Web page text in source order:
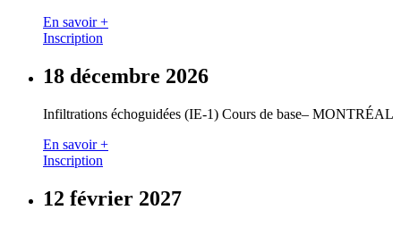
En savoir +
Inscription
18 décembre 2026
Infiltrations échoguidées (IE-1) Cours de base– MONTRÉAL
En savoir +
Inscription
12 février 2027